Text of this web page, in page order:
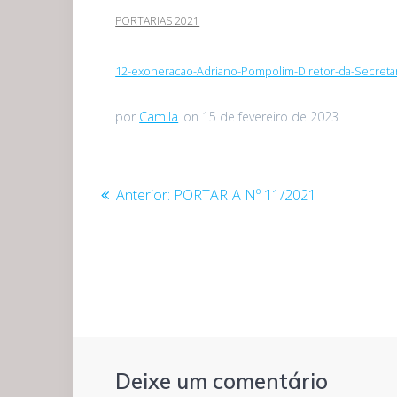
PORTARIAS 2021
12-exoneracao-Adriano-Pompolim-Diretor-da-
por Camila on 15 de fevereiro de 2023
Navegação
Anterior: Post
PORTARIA Nº 11/2021
Deixe um comentário